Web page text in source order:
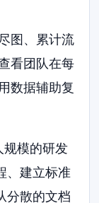
图、累计流
看团队在每
数据辅助复
规模的研发
、建立标准
分散的文档